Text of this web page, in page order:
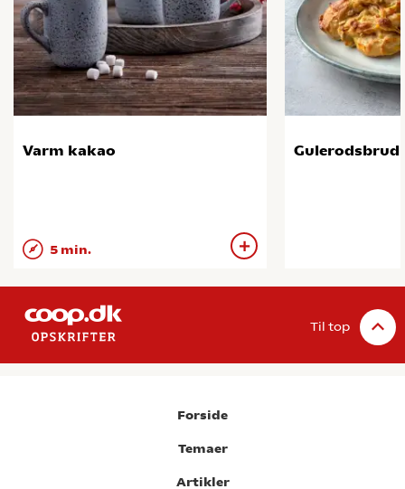
Varm kakao
5 min.
Gulerodsbrud
Til top
Forside
Temaer
Artikler